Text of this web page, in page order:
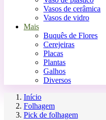
Vasos de cerâmica
Vasos de vidro
Mais
Buquês de Flores
Cerejeiras
Placas
Plantas
Galhos
Diversos
Início
Folhagem
Pick de folhagem